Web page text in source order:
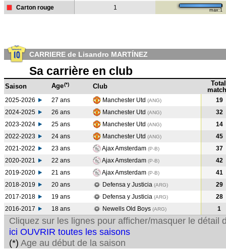
Carton rouge 1 max:1
CARRIERE de Lisandro MARTÍNEZ
Sa carrière en club
Saison Age(*) Club
Total
2025-2026 27 ans Manchester Utd (ANG)
19
2024-2025
26 ans Manchester Utd (ANG)
32
2023-2024
25 ans Manchester Utd (ANG)
14
2022-2023
24 ans Manchester Utd (ANG)
45
2021-2022
23 ans Ajax Amsterdam (P-B)
37
2020-2021
22 ans Ajax Amsterdam (P-B)
42
2019-2020
21 ans Ajax Amsterdam (P-B)
41
2018-2019
20 ans Defensa y Justicia (ARG)
29
2017-2018
19 ans Defensa y Justicia (ARG)
28
2016-2017
18 ans Newells Old Boys (ARG) 1
Cliquez sur les lignes pour afficher/masquer le détail
ici OUVRIR toutes les saisons
(*) Age au début de la saison